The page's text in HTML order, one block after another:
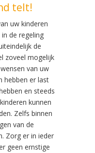
telt!
uw kinderen
de regeling
de
zoveel mogelijk
van uw
hebben er last
en steeds
kunnen
Zelfs binnen
van de
Zorg er in ieder
geen ernstige